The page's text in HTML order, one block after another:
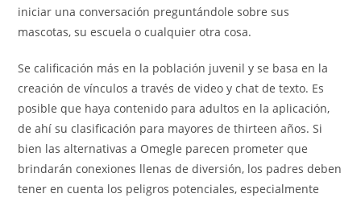
iniciar una conversación preguntándole sobre sus
mascotas, su escuela o cualquier otra cosa.
Se calificación más en la población juvenil y se basa en la
creación de vínculos a través de video y chat de texto. Es
posible que haya contenido para adultos en la aplicación,
de ahí su clasificación para mayores de thirteen años. Si
bien las alternativas a Omegle parecen prometer que
brindarán conexiones llenas de diversión, los padres deben
tener en cuenta los peligros potenciales, especialmente